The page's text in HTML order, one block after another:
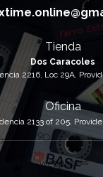
Tienda
Dos Caracoles
2216, Loc 29A,
Oficina
2133 of 205,